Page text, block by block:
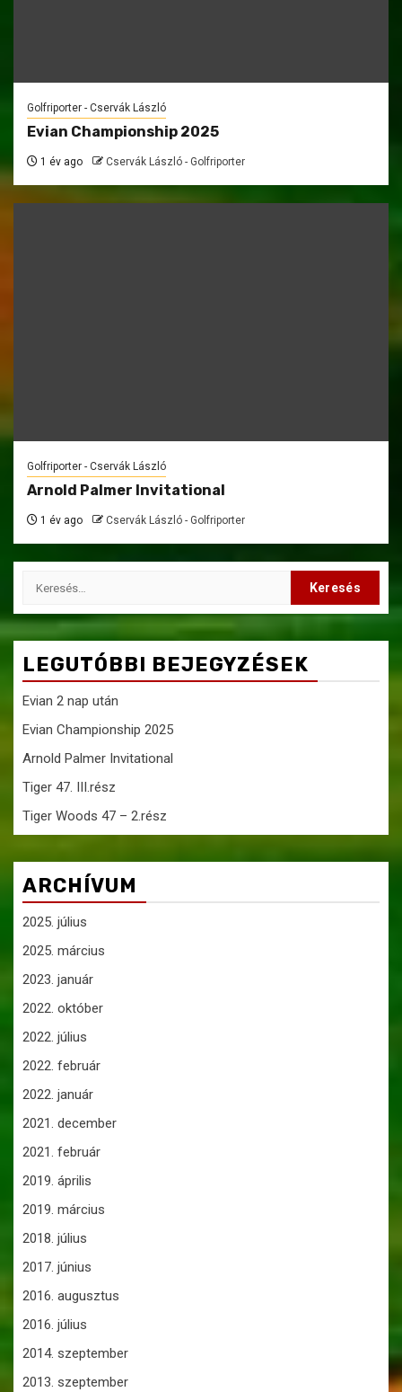
Golfriporter - Cservák László
Evian Championship 2025
1 év ago Cservák László - Golfriporter
Golfriporter - Cservák László
Arnold Palmer Invitational
1 év ago Cservák László - Golfriporter
Keresés:
LEGUTÓBBI BEJEGYZÉSEK
Evian 2 nap után
Evian Championship 2025
Arnold Palmer Invitational
Tiger 47. III.rész
Tiger Woods 47 – 2.rész
ARCHÍVUM
2025. július
2025. március
2023. január
2022. október
2022. július
2022. február
2022. január
2021. december
2021. február
2019. április
2019. március
2018. július
2017. június
2016. augusztus
2016. július
2014. szeptember
2013. szeptember